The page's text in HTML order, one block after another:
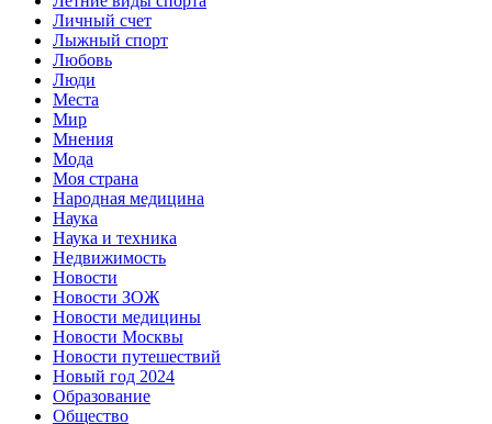
Личный счет
Лыжный спорт
Любовь
Люди
Места
Мир
Мнения
Мода
Моя страна
Народная медицина
Наука
Наука и техника
Недвижимость
Новости
Новости ЗОЖ
Новости медицины
Новости Москвы
Новости путешествий
Новый год 2024
Образование
Общество